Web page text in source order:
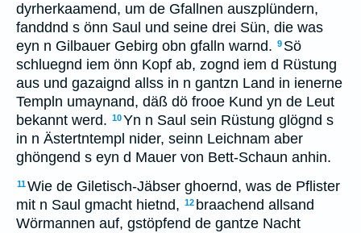
dyrherkaamend, um de Gfallnen auszplündern,
fanddnd s önn Saul und seine drei Sün, die was
eyn n Gilbauer Gebirg obn gfalln warnd. 9 Sö
schluegnd iem önn Kopf ab, zognd iem d Rüstung
aus und gazaignd allss in n gantzn Land in ienerne
Templn umaynand, däß dö frooe Kund yn de Leut
bekannt werd. 10Yn n Saul sein Rüstung glögnd s
in n Ästertntempl nider, seinn Leichnam aber
ghöngend s eyn d Mauer von Bett-Schaun anhin.
11Wie de Giletisch-Jäbser ghoernd, was de Pflister
mit n Saul gmacht hietnd, 12 braachend allsand
Wörmannen auf, gstöpfend de gantze Nacht